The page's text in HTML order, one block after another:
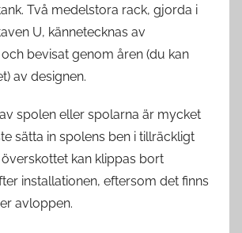
Två medelstora rack, gjorda i
U, kännetecknas av
bevisat genom åren (du kan
av designen.
spolen eller spolarna är mycket
sätta in spolens ben i tillräckligt
kan klippas bort
installationen, eftersom det finns
avloppen.